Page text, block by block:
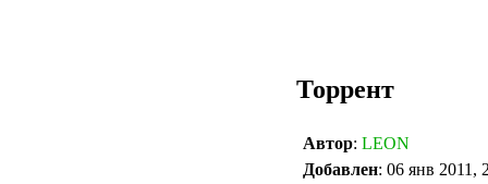
Торрент
Автор: LEON
Добавлен: 06 янв 2011,